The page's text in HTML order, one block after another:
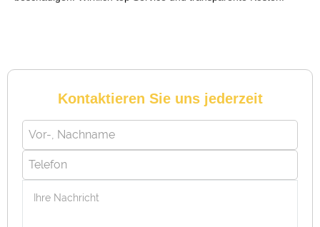
schon, sie müsste aufgebrochen werden, aber der Fachmann
Kontaktieren Sie uns jederzeit